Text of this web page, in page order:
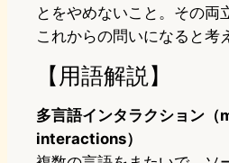
とをやめないこと。その両
これからの問いになると考
【用語解説】
多言語インタラクション
interactions）